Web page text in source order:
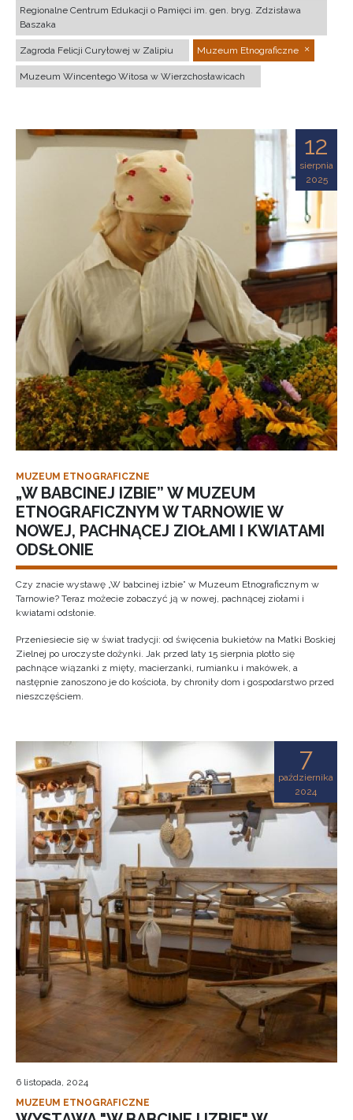
Regionalne Centrum Edukacji o Pamięci im. gen. bryg. Zdzisława
Baszaka
Zagroda Felicji Curyłowej w Zalipiu Muzeum Etnograficzne
Muzeum Wincentego Witosa w Wierzchosławicach
12
sierpnia
2025
MUZEUM ETNOGRAFICZNE
„W BABCINEJ IZBIE” W MUZEUM
ETNOGRAFICZNYM W TARNOWIE W
NOWEJ, PACHNĄCEJ ZIOŁAMI I KWIATAMI
ODSŁONIE
Czy znacie wystawę „W babcinej izbie” w Muzeum Etnograficznym w
Tarnowie? Teraz możecie zobaczyć ją w nowej, pachnącej ziołami i
kwiatami odsłonie.
Przeniesiecie się w świat tradycji: od święcenia bukietów na Matki Boskiej
Zielnej po uroczyste dożynki. Jak przed laty 15 sierpnia plotło się
pachnące wiązanki z mięty, macierzanki, rumianku i makówek, a
następnie zanoszono je do kościoła, by chroniły dom i gospodarstwo przed
nieszczęściem.
7
października
2024
6 listopada, 2024
MUZEUM ETNOGRAFICZNE